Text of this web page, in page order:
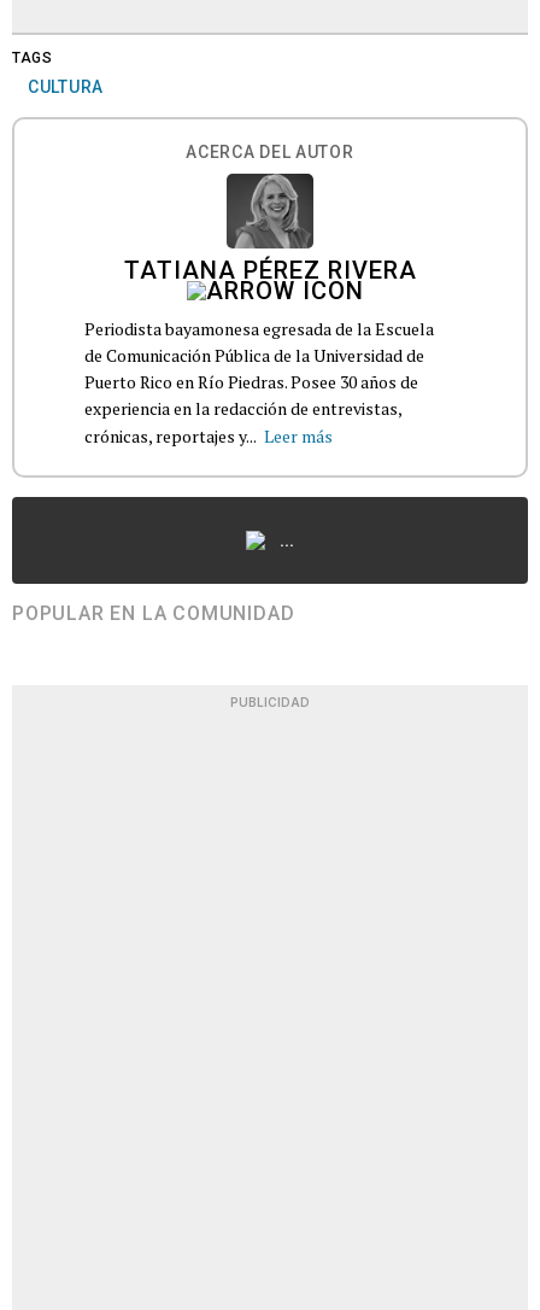
TAGS
CULTURA
ACERCA DEL AUTOR
TATIANA PÉREZ RIVERA
Periodista bayamonesa egresada de la Escuela
de Comunicación Pública de la Universidad de
Puerto Rico en Río Piedras. Posee 30 años de
experiencia en la redacción de entrevistas,
crónicas, reportajes y... Leer más
...
POPULAR EN LA COMUNIDAD
PUBLICIDAD